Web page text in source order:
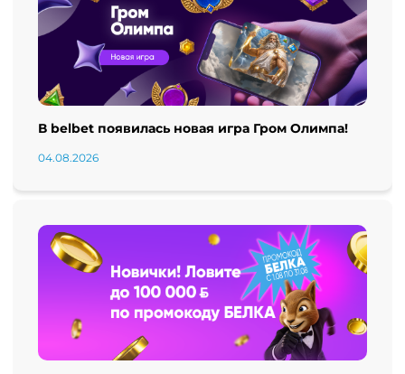
В belbet появилась новая игра Гром Олимпа!
04.08.2026